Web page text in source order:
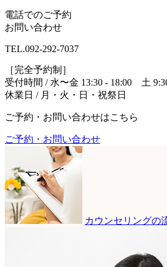
電話でのご予約
お問い合わせ
TEL.092-292-7037
［完全予約制］
受付時間 / 水〜金 13:30 - 18:00 土
休業日 / 月・火・日・祝祭日
ご予約・お問い合わせはこちら
ご予約・お問い合わせ
カウンセリングの